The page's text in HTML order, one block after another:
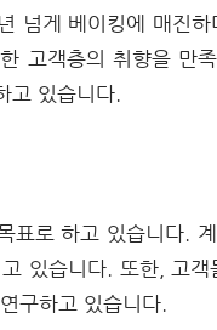
넘게 베이킹에 매진하
고객층의 취향을 만
고 있습니다.
표로 하고 있습니다.
있습니다. 또한, 고객
구하고 있습니다.